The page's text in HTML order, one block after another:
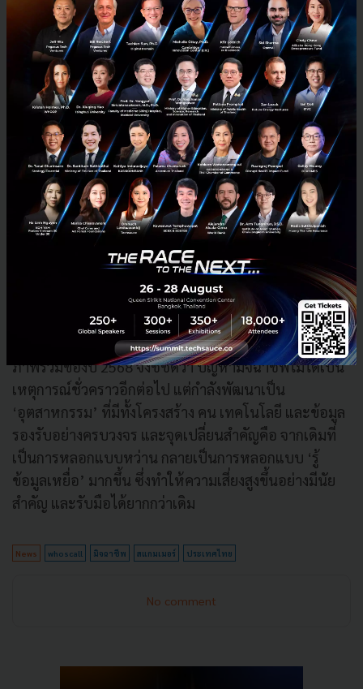
กับ SMS แบ่งเป็น 37% ที่เป็นฟิชชิงสำหรับขโมยข้อมูล
และ 32% เป็นมัลแวร์ที่สามารถเข้าถึงอุปกรณ์ ดัก OTP
หรือดูดข้อมูลธนาคารได้ รวมกันคิดเป็น 69% ของลิงก์
ทั้งหมด
ขณะเดียวกัน มิจฉาชีพยังพยายามหลบระบบกรองของผู้
ให้บริการ โดย 85% ของ SMS (โดยเฉพาะกลุ่มพนัน) ใช้วิธี
แทรกอีโมจิ ตัวอักษรพิเศษ หรือผสมหลายภาษา เพื่อหลีก
เลี่ยงการตรวจจับอัตโนมัติ อีกเทรนด์ที่พบคือการแอบอ้าง
สถาบันที่น่าเชื่อถือ โดยเฉพาะกลุ่มสถาบันการเงินและ
แพลตฟอร์มอีคอมเมิร์ซ ซึ่งมีสัดส่วนการถูกนำไปใช้แอบ
อ้างประเภทละประมาณ 4%
ภาพรวมของปี 2568 จึงชี้ชัดว่า ปัญหามิจฉาชีพไม่ได้เป็น
เหตุการณ์ชั่วคราวอีกต่อไป แต่กำลังพัฒนาเป็น
‘อุตสาหกรรม’ ที่มีทั้งโครงสร้าง คน เทคโนโลยี และข้อมูล
รองรับอย่างครบวงจร และจุดเปลี่ยนสำคัญคือ จากเดิมที่
เป็นการหลอกแบบหว่าน กลายเป็นการหลอกแบบ ‘รู้
ข้อมูลเหยื่อ’ มากขึ้น ซึ่งทำให้ความเสี่ยงสูงขึ้นอย่างมีนัย
สำคัญ และรับมือได้ยากกว่าเดิม
News whoscall มิจฉาชีพ สแกมเมอร์ ประเทศไทย
No comment